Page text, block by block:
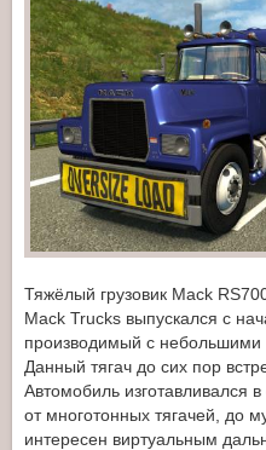
Тяжёлый грузовик Mack
Mack Trucks выпускался с
производимый с небольшими
Данный тягач до сих пор
Автомобиль изготавливался
от многотонных тягачей, до
интересен виртуальным